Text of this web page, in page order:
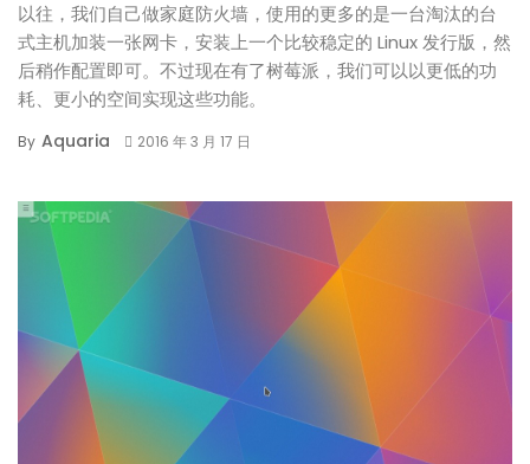
以往，我们自己做家庭防火墙，使用的更多的是一台淘汰的台
式主机加装一张网卡，安装上一个比较稳定的 Linux 发行版，然
后稍作配置即可。不过现在有了树莓派，我们可以以更低的功
耗、更小的空间实现这些功能。
By Aquaria 2016 年 3 月 17 日